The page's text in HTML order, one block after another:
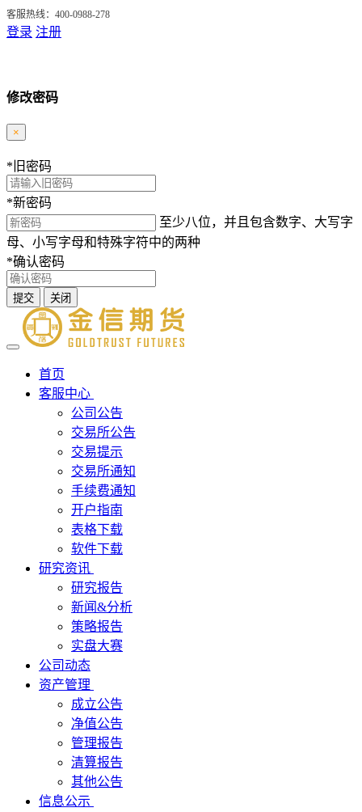
客服热线：400-0988-278
登录 注册
修改密码
×
* 旧密码
*新密码
至少八位，并且包含数字、大写字
母、小写字母和特殊字符中的两种
*确认密码
提交 关闭
首页
客服中心
公司公告
交易所公告
交易提示
交易所通知
手续费通知
开户指南
表格下载
软件下载
研究资讯
研究报告
新闻&分析
策略报告
实盘大赛
公司动态
资产管理
成立公告
净值公告
管理报告
清算报告
其他公告
信息公示